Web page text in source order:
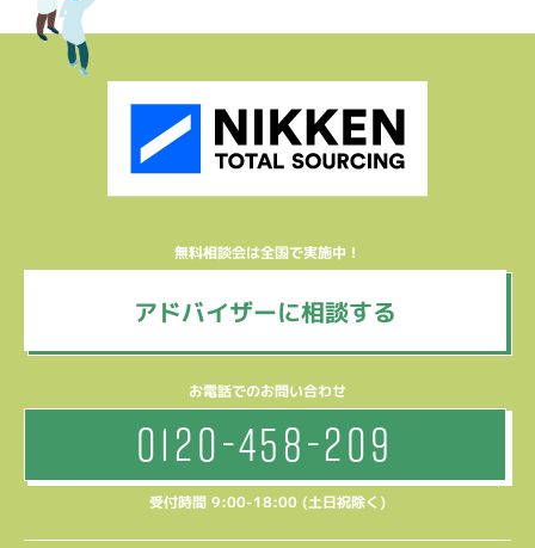
無料相談会は全国で実施中！
アドバイザーに相談する
お電話でのお問い合わせ
0120-458-209
受付時間 9:00-18:00 (土日祝除く)